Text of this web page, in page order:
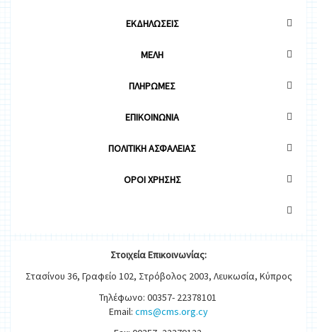
ΕΚΔΗΛΩΣΕΙΣ
ΜΕΛΗ
ΠΛΗΡΩΜΕΣ
ΕΠΙΚΟΙΝΩΝΙΑ
ΠΟΛΙΤΙΚΗ ΑΣΦΑΛΕΙΑΣ
OΡΟΙ ΧΡΗΣΗΣ
ΣτοιχείαΕπικοινωνίας:
Στασίνου 36, Γραφείο 102, Στρόβολος 2003, Λευκωσία, Κύπρος
Τηλέφωνο: 00357- 22378101
Email: cms@cms.org.cy